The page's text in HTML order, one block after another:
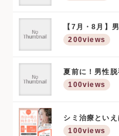
【7月・8月】
200views
夏前に！男性
100views
シミ治療とい
100views